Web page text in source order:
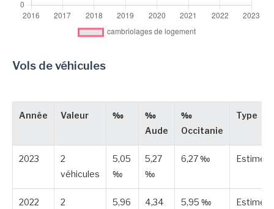
Vols de véhicules
Année Valeur ‰
‰
Aude
‰
Occitanie
Type
2023
2
véhicules
5,05
‰
5,27
‰
6,27 ‰ Estimée
2022
2
5,96
4,34
5,95 ‰ Estimée